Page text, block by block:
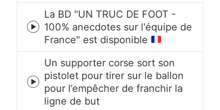
Episode
play
icon
La BD "UN TRUC DE FOOT -
100% anecdotes sur l'équipe de
France" est disponible
Episode
play
icon
Un supporter corse sort son
pistolet pour tirer sur le ballon
pour l’empêcher de franchir la
ligne de but